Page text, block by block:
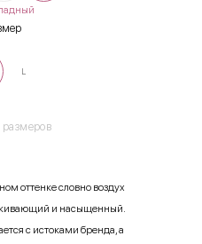
L
оттенке словно воздух
и насыщенный.
с истоками бренда, а